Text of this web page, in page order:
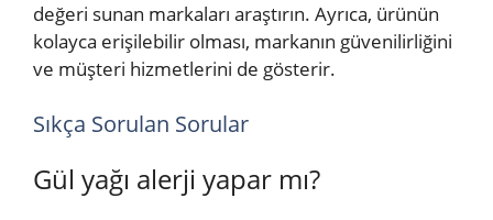
değeri sunan markaları araştırın. Ayrıca, ürünün
kolayca erişilebilir olması, markanın güvenilirliğini
ve müşteri hizmetlerini de gösterir.
Sıkça Sorulan Sorular
Gül yağı alerji yapar mı?